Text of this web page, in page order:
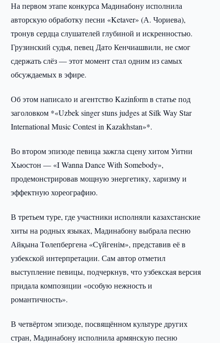
На первом этапе конкурса Мадинабону исполнила
авторскую обработку песни «Ketaver» (А. Чориева),
тронув сердца слушателей глубиной и искренностью.
Грузинский судья, певец Дато Кенчиашвили, не смог
сдержать слёз — этот момент стал одним из самых
обсуждаемых в эфире.
Об этом написало и агентство Kazinform в статье под
заголовком *«Uzbek singer stuns judges at Silk Way Star
International Music Contest in Kazakhstan»*.
Во втором эпизоде певица зажгла сцену хитом Уитни
Хьюстон — «I Wanna Dance With Somebody»,
продемонстрировав мощную энергетику, харизму и
эффектную хореографию.
В третьем туре, где участники исполняли казахстанские
хиты на родных языках, Мадинабону выбрала песню
Айқына Төлепбергена «Сүйгенім», представив её в
узбекской интерпретации. Сам автор отметил
выступление певицы, подчеркнув, что узбекская версия
придала композиции «особую нежность и
романтичность».
В четвёртом эпизоде, посвящённом культуре других
стран, Мадинабону исполнила армянскую песню